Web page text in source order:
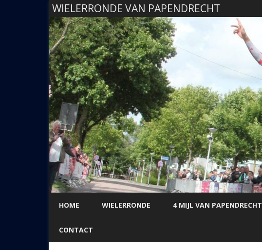
WIELERRONDE VAN PAPENDRECHT
HOME WIELERRONDE 4 MIJL VAN PAPENDRECHT
CONTACT